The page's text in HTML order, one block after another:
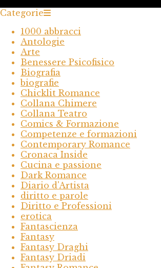
Categorie
1000 abbracci
Antologie
Arte
Benessere Psicofisico
Biografia
biografie
Chicklit Romance
Collana Chimere
Collana Teatro
Comics & Formazione
Competenze e formazioni
Contemporary Romance
Cronaca Inside
Cucina e passione
Dark Romance
Diario d'Artista
diritto e parole
Diritto e Professioni
erotica
Fantascienza
Fantasy
Fantasy Draghi
Fantasy Driadi